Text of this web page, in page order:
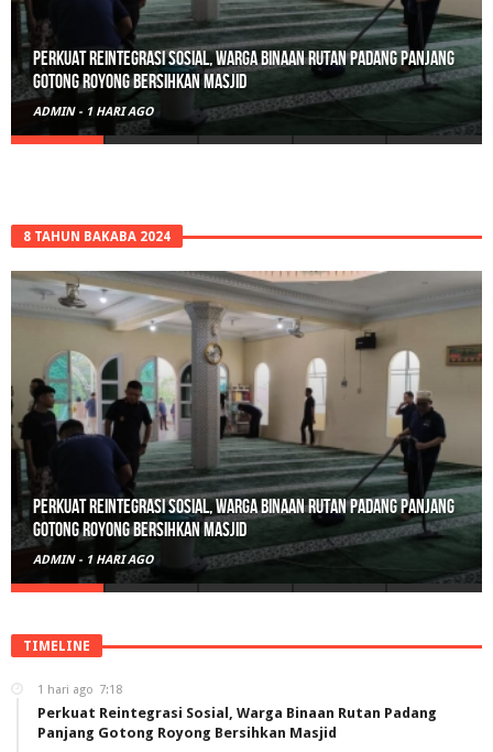
Perkuat Reintegrasi Sosial, Warga Binaan Rutan Padang Panjang
Gotong Royong Bersihkan Masjid
ADMIN - 1 HARI AGO
8 TAHUN BAKABA 2024
Perkuat Reintegrasi Sosial, Warga Binaan Rutan Padang Panjang
Gotong Royong Bersihkan Masjid
ADMIN - 1 HARI AGO
TIMELINE
1 hari ago 7:18
Perkuat Reintegrasi Sosial, Warga Binaan Rutan Padang
Panjang Gotong Royong Bersihkan Masjid